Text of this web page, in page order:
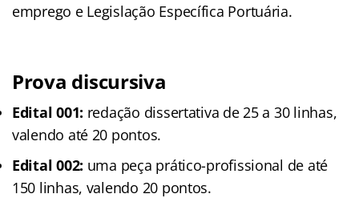
emprego e Legislação Específica Portuária.
Prova discursiva
Edital 001: redação dissertativa de 25 a 30 linhas,
valendo até 20 pontos.
Edital 002: uma peça prático-profissional de até
150 linhas, valendo 20 pontos.